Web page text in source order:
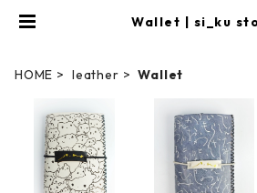
Wallet | si_ku
HOME leather Wallet